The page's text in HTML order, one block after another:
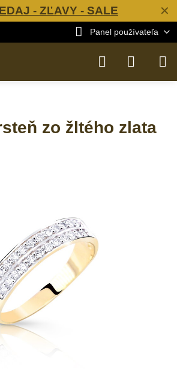
✕
- ZĽAVY - SALE
Panel používateľa
zo žltého zlata